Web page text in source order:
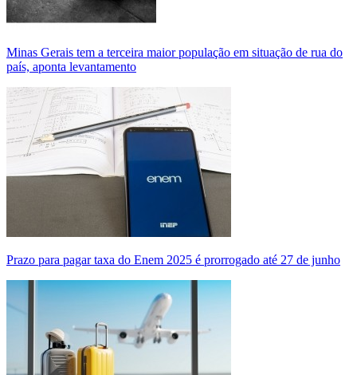
Minas Gerais tem a terceira maior população em situação de rua do
país, aponta levantamento
Prazo para pagar taxa do Enem 2025 é prorrogado até 27 de junho